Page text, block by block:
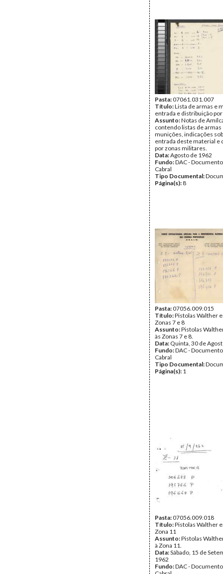
Pasta:07061.031.007
Título:Lista de armas e
entrada e distribuição
Assunto:Notas de
contendo listas de armas
munições, indicações
entrada deste material e
por zonas militares.
Data:Agosto de 1962
Fundo:DAC -
Cabral
Tipo Documental:
Página(s): 8
Pasta:07056.009.015
Título:Pistolas Walther
Zonas 7 e 8
Assunto:Pistolas
às Zonas 7 e 8.
Data: Quinta, 30 de
Fundo:DAC -
Cabral
Tipo Documental:
Página(s): 1
Pasta:07056.009.018
Título:Pistolas Walther
Zona 11
Assunto:Pistolas
à Zona 11.
Data:Sábado, 15 de
1962
Fundo:DAC -